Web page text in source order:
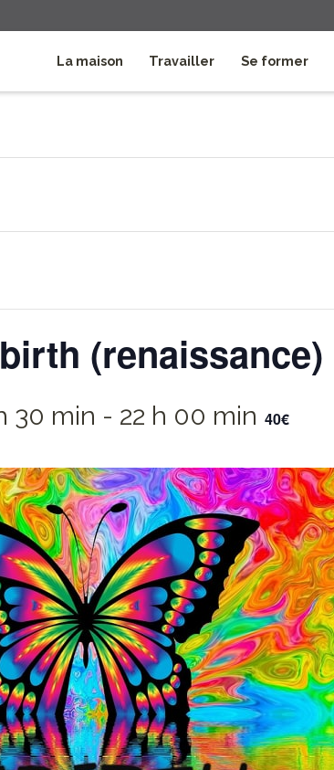
La maison Travailler Se former
(renaissance)
30 min - 22 h 00 min 40€